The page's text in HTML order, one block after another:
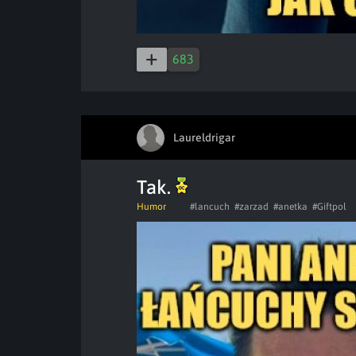
683
Laureldrigar
Tak.
Humor #lancuch #zarzad #anetka #Giftpol